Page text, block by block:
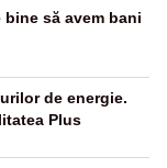
bine să avem bani
de energie.
Plus